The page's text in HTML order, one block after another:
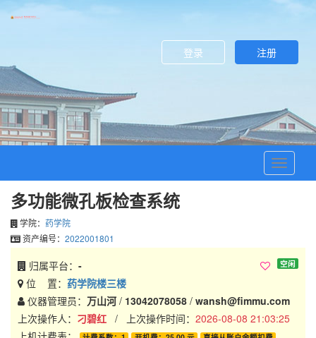
登录 注册
Toggle
多功能微孔板检查系统
学院： 药学院
资产编号： 2022001801
空闲
归属平台： -
位 置： 药学院楼三楼
仪器管理员： 万山河 / 13042078058 / wansh@fimmu.com
上次操作人： 刁碧红 / 上次操作时间： 2026-08-08 21:03:25
02:45-
03:15
03:15-
03:30
03:30-
03:45
04:00
04:00-
04:15-
04:30
04:30-
04:45
04:45-
05:00